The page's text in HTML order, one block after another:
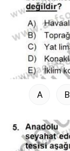
A B